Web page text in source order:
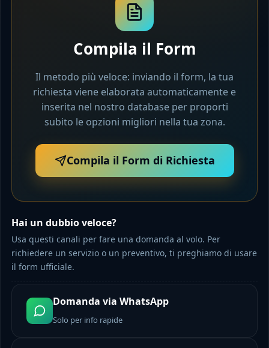
Compila il Form
Il metodo più veloce: inviando il form, la tua
richiesta viene elaborata automaticamente e
inserita nel nostro database per proporti
subito le opzioni migliori nella tua zona.
Compila il Form di Richiesta
Hai un dubbio veloce?
Usa questi canali per fare una domanda al volo. Per
richiedere un servizio o un preventivo, ti preghiamo di usare
il form ufficiale.
Domanda via WhatsApp
Solo per info rapide